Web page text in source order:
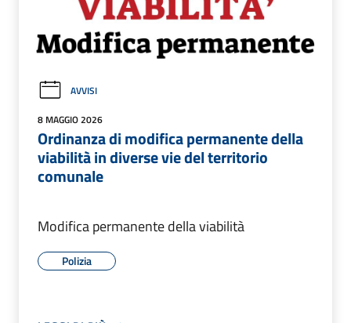
AVVISI
8 MAGGIO 2026
Ordinanza di modifica permanente della
viabilità in diverse vie del territorio
comunale
Modifica permanente della viabilità
Polizia